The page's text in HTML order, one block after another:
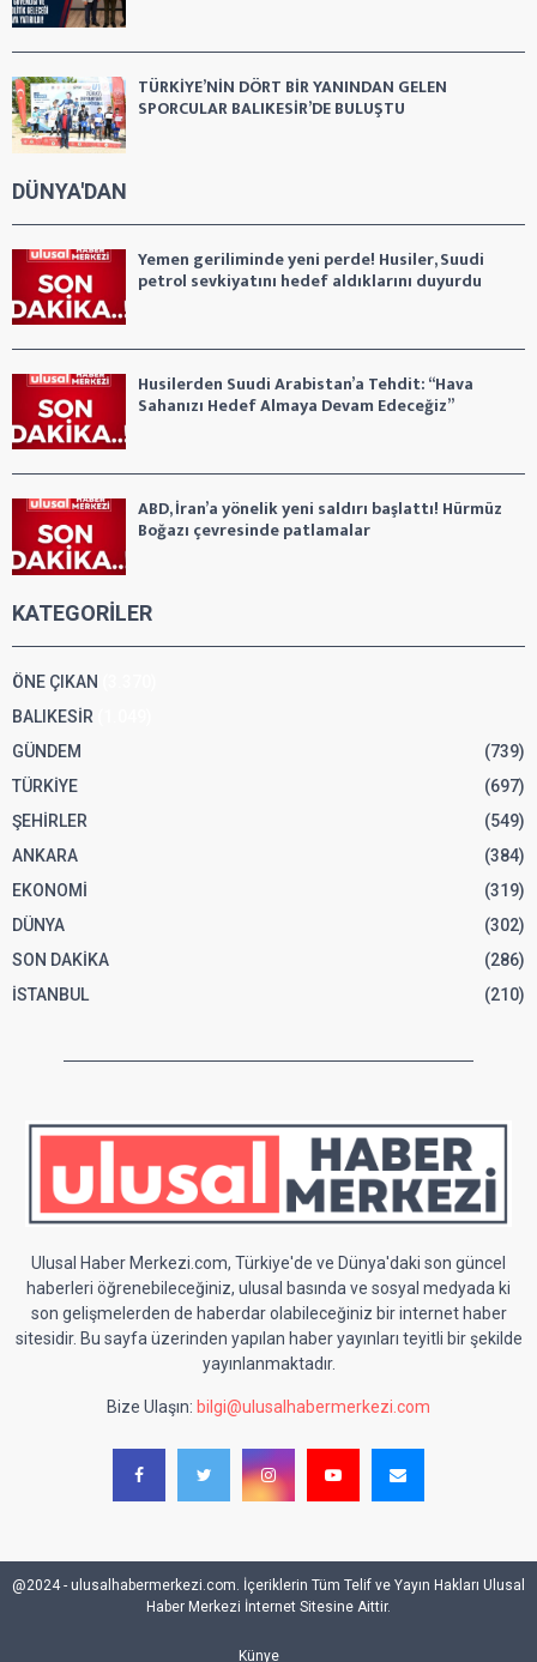
TÜRKİYE’NİN DÖRT BİR YANINDAN GELEN
SPORCULAR BALIKESİR’DE BULUŞTU
DÜNYA'DAN
Yemen geriliminde yeni perde! Husiler, Suudi
petrol sevkiyatını hedef aldıklarını duyurdu
Husilerden Suudi Arabistan’a Tehdit: “Hava
Sahanızı Hedef Almaya Devam Edeceğiz”
ABD, İran’a yönelik yeni saldırı başlattı! Hürmüz
Boğazı çevresinde patlamalar
KATEGORİLER
ÖNE ÇIKAN
BALIKESİR
GÜNDEM
(739)
TÜRKİYE
(697)
ŞEHİRLER
(549)
ANKARA
(384)
EKONOMİ
(319)
DÜNYA
(302)
SON DAKİKA
(286)
İSTANBUL
(210)
Ulusal Haber Merkezi.com, Türkiye'de ve Dünya'daki son güncel
haberleri öğrenebileceğiniz, ulusal basında ve sosyal medyada ki
son gelişmelerden de haberdar olabileceğiniz bir internet haber
sitesidir. Bu sayfa üzerinden yapılan haber yayınları teyitli bir şekilde
yayınlanmaktadır.
Bize Ulaşın: bilgi@ulusalhabermerkezi.com
@2024 - ulusalhabermerkezi.com. İçeriklerin Tüm Telif ve Yayın Hakları Ulusal
Haber Merkezi İnternet Sitesine Aittir.
Künye